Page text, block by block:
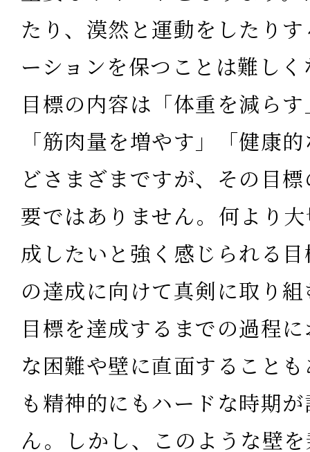
たり、漠然と運動をしたり
ーションを保つことは難し
目標の内容は「体重を減ら
「筋肉量を増やす」「健康
どさまざまですが、その目
要ではありません。何より
成したいと強く感じられる
の達成に向けて真剣に取り
目標を達成するまでの過程
な困難や壁に直面すること
も精神的にもハードな時期
ん。しかし、このような壁